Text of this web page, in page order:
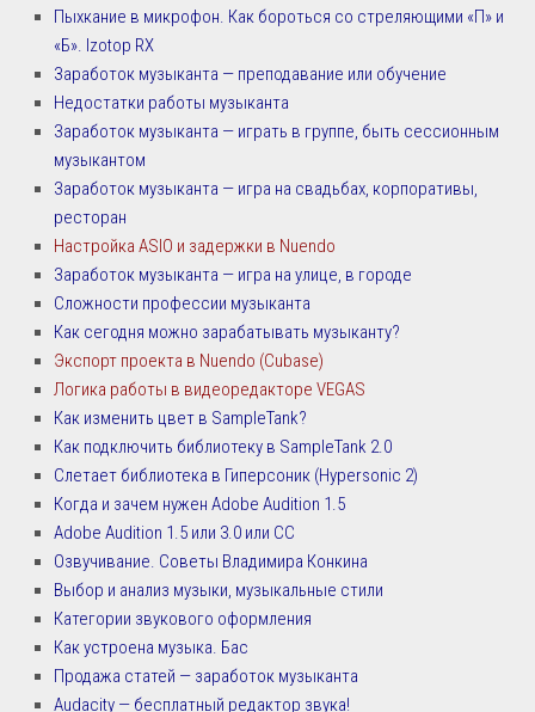
Пыхкание в микрофон. Как бороться со стреляющими «П» и
«Б». Izotop RX
Заработок музыканта — преподавание или обучение
Недостатки работы музыканта
Заработок музыканта — играть в группе, быть сессионным
музыкантом
Заработок музыканта — игра на свадьбах, корпоративы,
ресторан
Настройка ASIO и задержки в Nuendo
Заработок музыканта — игра на улице, в городе
Сложности профессии музыканта
Как сегодня можно зарабатывать музыканту?
Экспорт проекта в Nuendo (Cubase)
Логика работы в видеоредакторе VEGAS
Как изменить цвет в SampleTank?
Как подключить библиотеку в SampleTank 2.0
Слетает библиотека в Гиперсоник (Hypersonic 2)
Когда и зачем нужен Adobe Audition 1.5
Adobe Audition 1.5 или 3.0 или СС
Озвучивание. Советы Владимира Конкина
Выбор и анализ музыки, музыкальные стили
Категории звукового оформления
Как устроена музыка. Бас
Продажа статей — заработок музыканта
Audacity — бесплатный редактор звука!